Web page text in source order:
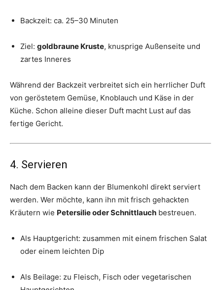
Backzeit: ca. 25–30 Minuten
Ziel: goldbraune Kruste, knusprige Außenseite und
zartes Inneres
Während der Backzeit verbreitet sich ein herrlicher Duft
von geröstetem Gemüse, Knoblauch und Käse in der
Küche. Schon alleine dieser Duft macht Lust auf das
fertige Gericht.
4. Servieren
Nach dem Backen kann der Blumenkohl direkt serviert
werden. Wer möchte, kann ihn mit frisch gehackten
Kräutern wie Petersilie oder Schnittlauch bestreuen.
Als Hauptgericht: zusammen mit einem frischen Salat
oder einem leichten Dip
Als Beilage: zu Fleisch, Fisch oder vegetarischen